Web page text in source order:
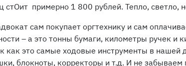
стОит примерно 1 800 рублей. Тепло, светло,
сам покупает оргтехнику и сам
– а это тонны бумаги, километры ручек и
как это самые ходовые инструменты в нашей
блокноты, корректоры и т.д. И не забываем